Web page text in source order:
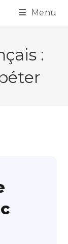
Menu
: